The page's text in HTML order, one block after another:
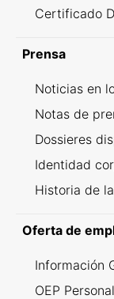
Certificado
Prensa
Noticias en
Notas de
Dossieres
Identidad
Historia de
Oferta de
Información
OEP